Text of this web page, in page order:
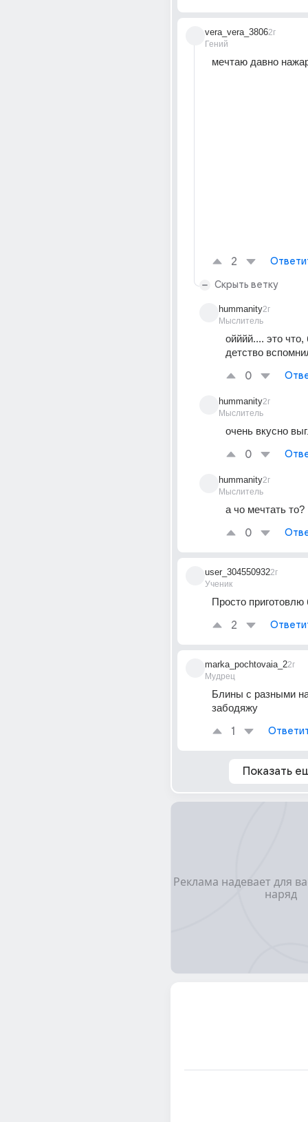
vera_vera_3806
Гений
2г
мечтаю давно
2
Скрыть ветку
hummanity
Мыслитель
2г
ойййй.... это
детство
0
hummanity
Мыслитель
2г
очень вкусно
0
hummanity
Мыслитель
2г
а чо мечтать
0
user_304550932
Ученик
2г
Просто
2
marka_pochtovaia_2
Мудрец
2г
Блины с разными
забодяжу
1
Показать